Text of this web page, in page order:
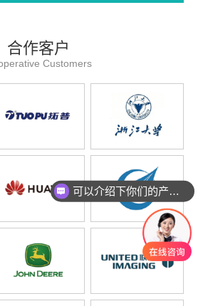
合作客户
Customers
你们是怎么收费的呢